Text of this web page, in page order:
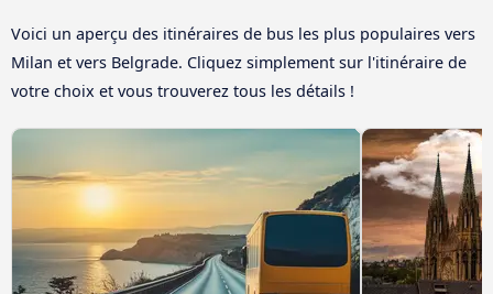
Voici un aperçu des itinéraires de bus les plus populaires vers
Milan et vers Belgrade. Cliquez simplement sur l'itinéraire de
votre choix et vous trouverez tous les détails !